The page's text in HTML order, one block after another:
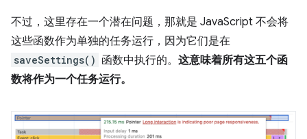
不过，这里存在一个潜在问题，那就是 JavaScript 不会将
这些函数作为单独的任务运行，因为它们是在
saveSettings() 函数中执行的。 这意味着所有这五个函
数将作为一个任务运行。